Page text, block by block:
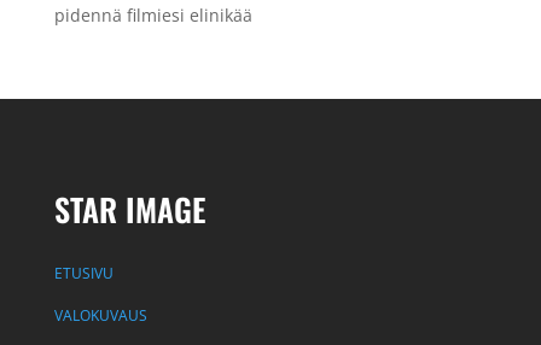
pidennä filmiesi elinikää
STAR IMAGE
ETUSIVU
VALOKUVAUS